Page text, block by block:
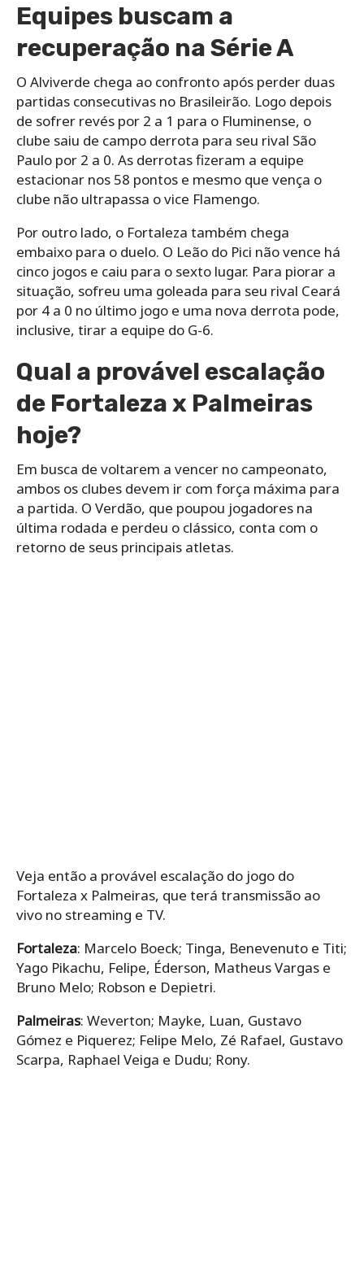
Equipes buscam a
recuperação na Série A
O Alviverde chega ao confronto após perder duas
partidas consecutivas no Brasileirão. Logo depois
de sofrer revés por 2 a 1 para o Fluminense, o
clube saiu de campo derrota para seu rival São
Paulo por 2 a 0. As derrotas fizeram a equipe
estacionar nos 58 pontos e mesmo que vença o
clube não ultrapassa o vice Flamengo.
Por outro lado, o Fortaleza também chega
embaixo para o duelo. O Leão do Pici não vence há
cinco jogos e caiu para o sexto lugar. Para piorar a
situação, sofreu uma goleada para seu rival Ceará
por 4 a 0 no último jogo e uma nova derrota pode,
inclusive, tirar a equipe do G-6.
Qual a provável escalação
de Fortaleza x Palmeiras
hoje?
Em busca de voltarem a vencer no campeonato,
ambos os clubes devem ir com força máxima para
a partida. O Verdão, que poupou jogadores na
última rodada e perdeu o clássico, conta com o
retorno de seus principais atletas.
Veja então a provável escalação do jogo do
Fortaleza x Palmeiras, que terá transmissão ao
vivo no streaming e TV.
Fortaleza: Marcelo Boeck; Tinga, Benevenuto e Titi;
Yago Pikachu, Felipe, Éderson, Matheus Vargas e
Bruno Melo; Robson e Depietri.
Palmeiras: Weverton; Mayke, Luan, Gustavo
Gómez e Piquerez; Felipe Melo, Zé Rafael, Gustavo
Scarpa, Raphael Veiga e Dudu; Rony.